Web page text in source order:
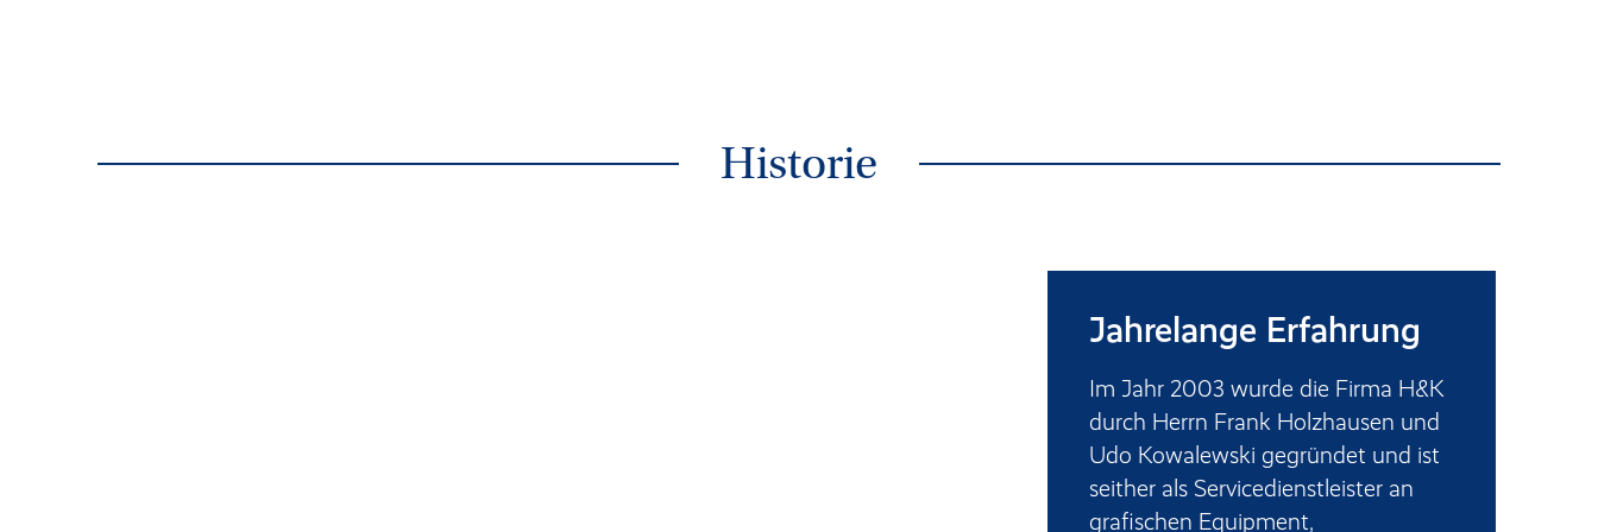
Historie
Jahrelange Erfahrung
Im Jahr 2003 wurde die Firma H&K
durch Herrn Frank Holzhausen und
Udo Kowalewski gegründet und ist
seither als Servicedienstleister an
grafischen Equipment,